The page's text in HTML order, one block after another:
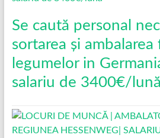
Se caută personal
sortarea și
legumelor in
salariu de 3400€/lună